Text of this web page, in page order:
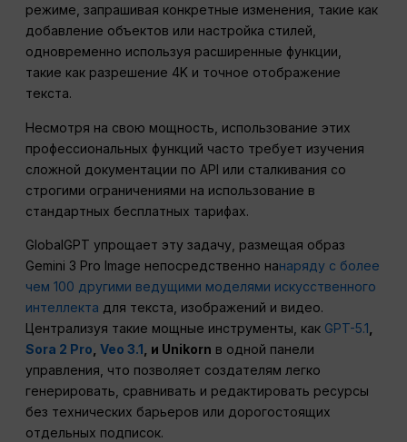
режиме, запрашивая конкретные изменения, такие как
добавление объектов или настройка стилей,
одновременно используя расширенные функции,
такие как разрешение 4K и точное отображение
текста.
Несмотря на свою мощность, использование этих
профессиональных функций часто требует изучения
сложной документации по API или сталкивания со
строгими ограничениями на использование в
стандартных бесплатных тарифах.
GlobalGPT упрощает эту задачу, размещая образ
Gemini 3 Pro Image непосредственно нанаряду с более
чем 100 другими ведущими моделями искусственного
интеллекта для текста, изображений и видео.
Централизуя такие мощные инструменты, как GPT-5.1
Sora 2 Pro ,Veo 3.1 , и Unikorn в одной панели
управления, что позволяет создателям легко
генерировать, сравнивать и редактировать ресурсы
без технических барьеров или дорогостоящих
отдельных подписок.